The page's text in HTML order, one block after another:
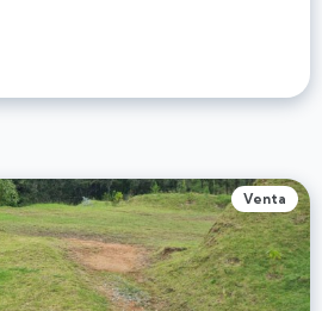
Venta